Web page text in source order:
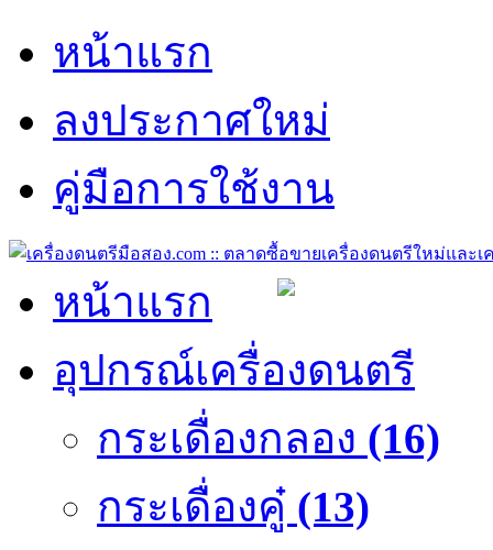
หน้าแรก
ลงประกาศใหม่
คู่มือการใช้งาน
หน้าแรก
อุปกรณ์เครื่องดนตรี
กระเดื่องกลอง (16)
กระเดื่องคู๋ (13)